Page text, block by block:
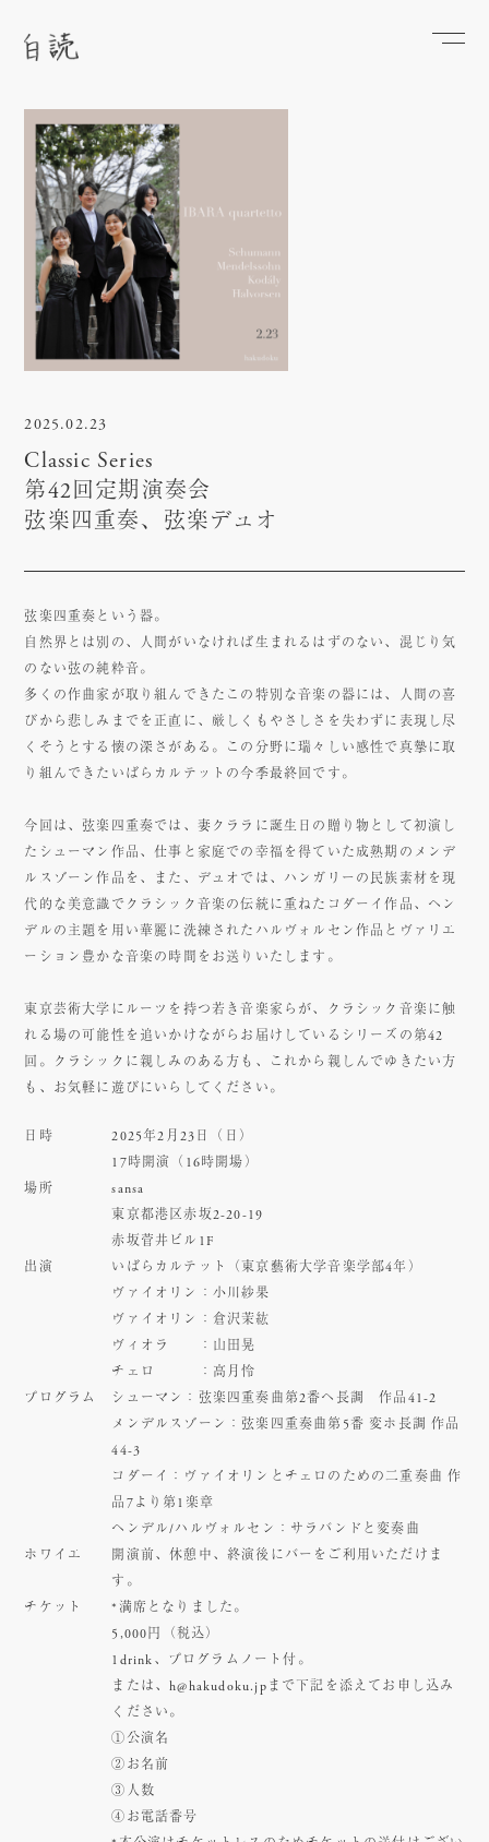
2025.02.23
Classic Series
第42回定期演奏会
弦楽四重奏、弦楽デュオ
弦楽四重奏という器。
自然界とは別の、人間がいなければ生まれるはずのない、混じり気
のない弦の純粋音。
多くの作曲家が取り組んできたこの特別な音楽の器には、人間の喜
びから悲しみまでを正直に、厳しくもやさしさを失わずに表現し尽
くそうとする懐の深さがある。この分野に瑞々しい感性で真摯に取
り組んできたいばらカルテットの今季最終回です。
今回は、弦楽四重奏では、妻クララに誕生日の贈り物として初演し
たシューマン作品、仕事と家庭での幸福を得ていた成熟期のメンデ
ルスゾーン作品を、また、デュオでは、ハンガリーの民族素材を現
代的な美意識でクラシック音楽の伝統に重ねたコダーイ作品、ヘン
デルの主題を用い華麗に洗練されたハルヴォルセン作品とヴァリエ
ーション豊かな音楽の時間をお送りいたします。
東京芸術大学にルーツを持つ若き音楽家らが、クラシック音楽に触
れる場の可能性を追いかけながらお届けしているシリーズの第42
回。クラシックに親しみのある方も、これから親しんでゆきたい方
も、お気軽に遊びにいらしてください。
日時
2025年2月23日（日）
17時開演（16時開場）
場所
sansa
東京都港区赤坂2-20-19
赤坂菅井ビル1F
出演
いばらカルテット（東京藝術大学音楽学部4年）
ヴァイオリン：小川紗果
ヴァイオリン：倉沢茉紘
ヴィオラ ：山田晃
チェロ ：高月怜
プログラム
シューマン：弦楽四重奏曲第2番ヘ長調 作品41-2
メンデルスゾーン：弦楽四重奏曲第5番 変ホ長調 作品
44-3
コダーイ：ヴァイオリンとチェロのための二重奏曲 作
品7より第1楽章
ヘンデル/ハルヴォルセン：サラバンドと変奏曲
ホワイエ
開演前、休憩中、終演後にバーをご利用いただけま
す。
チケット
*満席となりました。
5,000円（税込）
1drink、プログラムノート付。
または、h@hakudoku.jpまで下記を添えてお申し込み
ください。
①公演名
②お名前
③人数
④お電話番号